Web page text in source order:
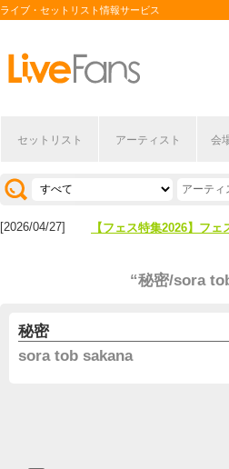
ライブ・セットリスト情報サービス
セットリスト アーティスト 会
[2026/07/28] 【ライブ動員ランキング
[2026/04/27] 【フェス特集2026】フェ
“秘密/sora
秘密
sora tob sakana